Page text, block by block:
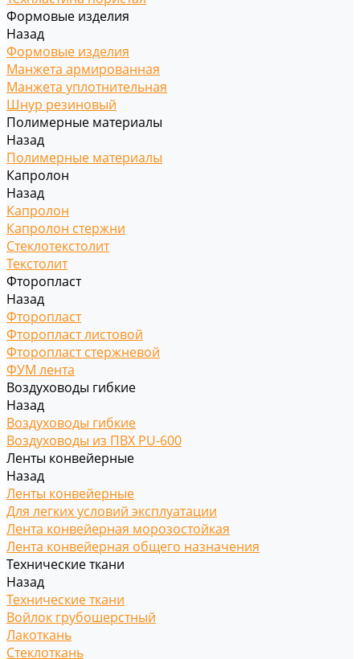
Формовые изделия
Назад
Формовые изделия
Манжета армированная
Манжета уплотнительная
Шнур резиновый
Полимерные материалы
Назад
Полимерные материалы
Капролон
Назад
Капролон
Капролон стержни
Стеклотекстолит
Текстолит
Фторопласт
Назад
Фторопласт
Фторопласт листовой
Фторопласт стержневой
ФУМ лента
Воздуховоды гибкие
Назад
Воздуховоды гибкие
Воздуховоды из ПВХ PU-600
Ленты конвейерные
Назад
Ленты конвейерные
Для легких условий эксплуатации
Лента конвейерная морозостойкая
Лента конвейерная общего назначения
Технические ткани
Назад
Технические ткани
Войлок грубошерстный
Лакоткань
Стеклоткань